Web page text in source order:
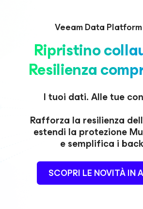
Veeam Data Platform
Ripristino
Resilienza
I tuoi dati. Alle tue
Rafforza la resilienza
estendi la protezione
e semplifica i
SCOPRI LE NOVITÀ IN